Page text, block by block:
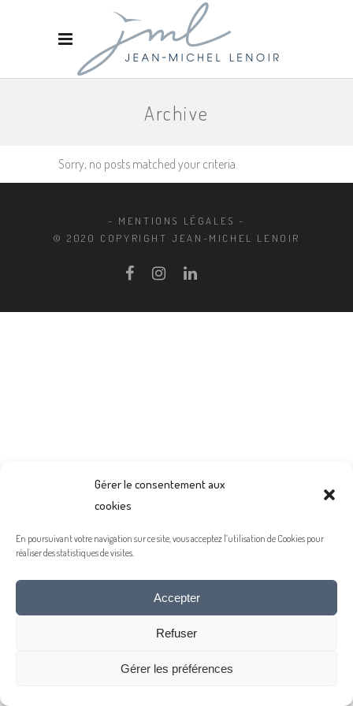
Gérer le consentement aux
cookies
En poursuivant votre navigation sur ce site, vous acceptez l’utilisation de Cookies pour
réaliser des statistiques de visites.
Accepter
Refuser
Gérer les préférences
Archive
Sorry, no posts matched your criteria.
- MENTIONS LÉGALES -
© 2020 COPYRIGHT JEAN-MICHEL LENOIR